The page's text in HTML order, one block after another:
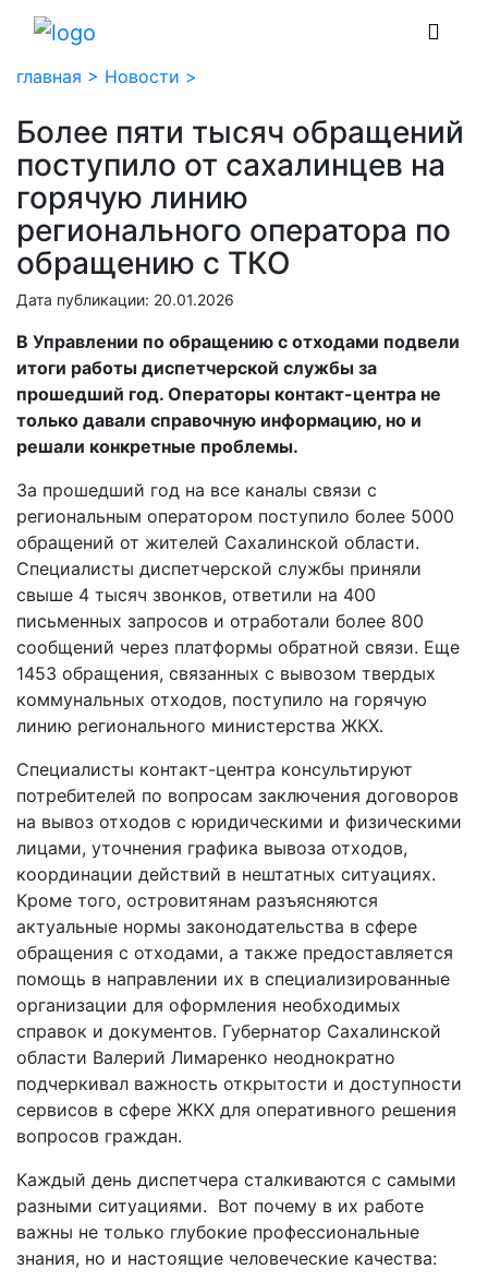
главная > Новости >
Более пяти тысяч обращений
поступило от сахалинцев на
горячую линию
регионального оператора по
обращению с ТКО
Дата публикации: 20.01.2026
В Управлении по обращению с отходами подвели
итоги работы диспетчерской службы за
прошедший год. Операторы контакт-центра не
только давали справочную информацию, но и
решали конкретные проблемы.
За прошедший год на все каналы связи с
региональным оператором поступило более 5000
обращений от жителей Сахалинской области.
Специалисты диспетчерской службы приняли
свыше 4 тысяч звонков, ответили на 400
письменных запросов и отработали более 800
сообщений через платформы обратной связи. Еще
1453 обращения, связанных с вывозом твердых
коммунальных отходов, поступило на горячую
линию регионального министерства ЖКХ.
Специалисты контакт-центра консультируют
потребителей по вопросам заключения договоров
на вывоз отходов с юридическими и физическими
лицами, уточнения графика вывоза отходов,
координации действий в нештатных ситуациях.
Кроме того, островитянам разъясняются
актуальные нормы законодательства в сфере
обращения с отходами, а также предоставляется
помощь в направлении их в специализированные
организации для оформления необходимых
справок и документов. Губернатор Сахалинской
области Валерий Лимаренко неоднократно
подчеркивал важность открытости и доступности
сервисов в сфере ЖКХ для оперативного решения
вопросов граждан.
Каждый день диспетчера сталкиваются с самыми
разными ситуациями. Вот почему в их работе
важны не только глубокие профессиональные
знания, но и настоящие человеческие качества: